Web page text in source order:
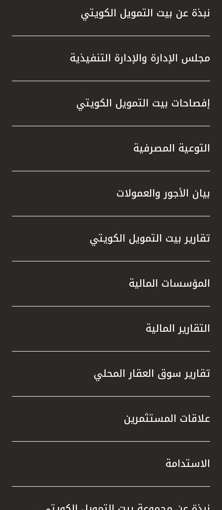
نبذة عن بيت التمويل الكويتي
مجلس الإدارة والإدارة التنفيذية
إفصاحات بيت التمويل الكويتي
التوعية المصرفية
بيان الأجور والعمولات
تقارير بيت التمويل الكويتي
المؤسسات المالية
التقارير المالية
تقارير سوق العقار المحلي
علاقات المستثمرين
الاستدامة